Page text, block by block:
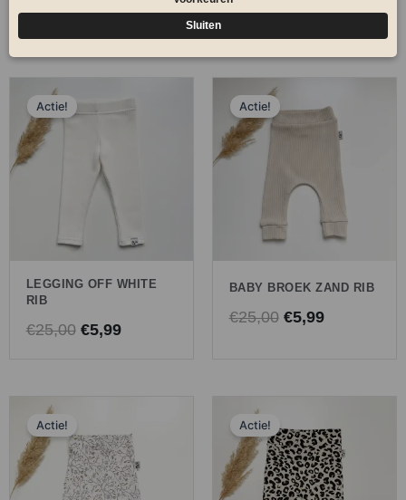
€24,00 €5,99 €25,00 €5,99
Actie!
LEGGING OFF WHITE
RIB
€25,00
prijs
€25,00.
€5,99
prijs
Actie!
BABY BROEK ZAND RIB
€25,00
prijs
€5,99
prijs
is:
Actie!
prijs
was:
€21,95.
prijs
is:
€5,99.
Actie!
prijs
was:
€25,00.
prijs
is:
€5,99.